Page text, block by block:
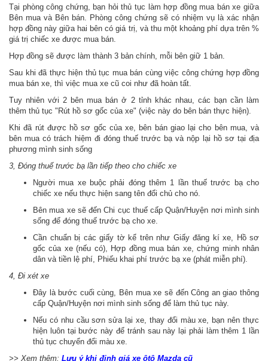
Tại phòng công chứng, bạn hỏi thủ tục làm hợp đồng mua bán xe giữa
Bên mua và Bên bán. Phòng công chứng sẽ có nhiệm vụ là xác nhận
hợp đồng này giữa hai bên có giá trị, và thu một khoảng phí dựa trên %
giá trị chiếc xe được mua bán.
Hợp đồng sẽ được làm thành 3 bản chính, mỗi bên giữ 1 bản.
Sau khi đã thực hiện thủ tục mua bán cùng việc công chứng hợp đồng
mua bán xe, thì việc mua xe cũ coi như đã hoàn tất.
Tuy nhiên với 2 bên mua bán ở 2 tỉnh khác nhau, các bạn cần làm
thêm thủ tục "Rút hồ sơ gốc của xe" (việc này do bên bán thực hiện).
Khi đã rút được hồ sơ gốc của xe, bên bán giao lại cho bên mua, và
bên mua có trách hiệm đi đóng thuế trước bạ và nộp lại hồ sơ tại địa
phương mình sinh sống
3, Đóng thuế trước bạ lần tiếp theo cho chiếc xe
Người mua xe buộc phải đóng thêm 1 lần thuế trước bạ cho
chiếc xe nếu thực hiện sang tên đổi chủ cho nó.
Bên mua xe sẽ đến Chi cục thuế cấp Quận/Huyện nơi mình sinh
sống để đóng thuế trước bạ cho xe.
Cần chuẩn bị các giấy tờ kể trên như Giấy đăng kí xe, Hồ sơ
gốc của xe (nếu có), Hợp đồng mua bán xe, chứng minh nhân
dân và tiền lệ phí, Phiếu khai phí trước bạ xe (phát miễn phí).
4, Đi xét xe
Đây là bước cuối cùng, Bên mua xe sẽ đến Công an giao thông
cấp Quận/Huyện nơi mình sinh sống để làm thủ tục này.
Nếu có nhu cầu sơn sửa lại xe, thay đổi màu xe, bạn nên thực
hiện luôn tại bước này để tránh sau này lại phải làm thêm 1 lần
thủ tục chuyển đổi màu xe.
>> Xem thêm: Lưu ý khi định giá xe ôtô Mazda cũ